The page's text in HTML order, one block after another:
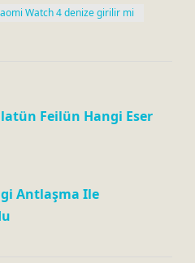
Watch 4 denize girilir mi
Feilün Hangi Eser
Antlaşma Ile